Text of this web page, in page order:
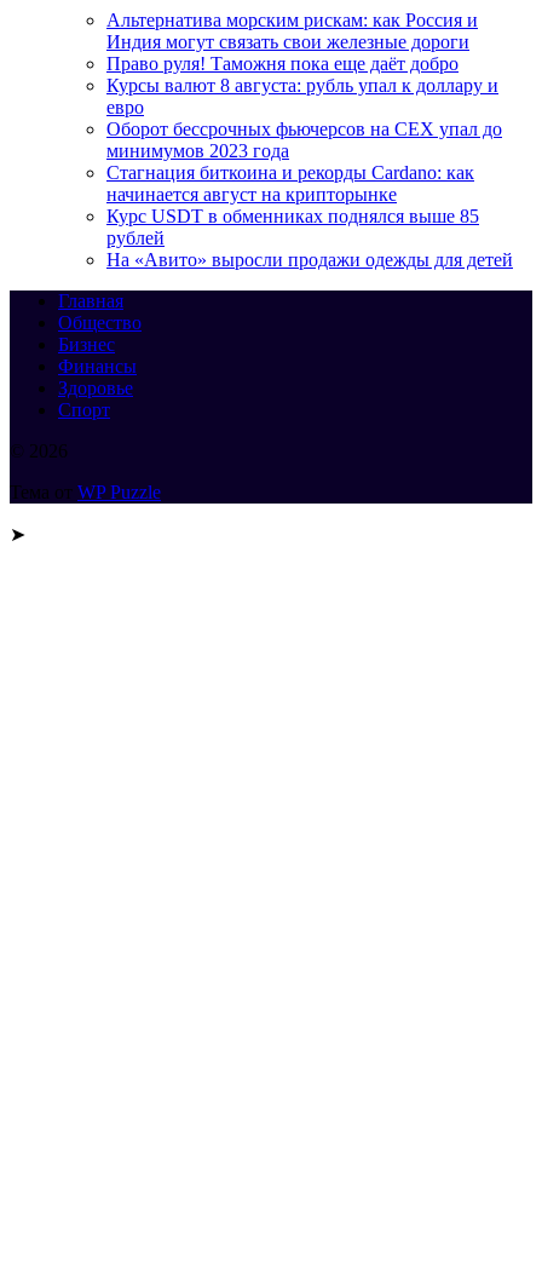
Альтернатива морским рискам: как Россия и
Индия могут связать свои железные дороги
Право руля! Таможня пока еще даёт добро
Курсы валют 8 августа: рубль упал к доллару и
евро
Оборот бессрочных фьючерсов на CEX упал до
минимумов 2023 года
Стагнация биткоина и рекорды Cardano: как
начинается август на крипторынке
Курс USDT в обменниках поднялся выше 85
рублей
На «Авито» выросли продажи одежды для детей
Главная
Общество
Бизнес
Финансы
Здоровье
Спорт
© 2026
Тема от WP Puzzle
➤